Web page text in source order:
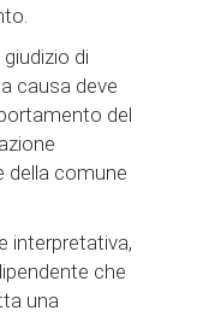
di
causa deve
del
della comune
interpretativa,
che
una